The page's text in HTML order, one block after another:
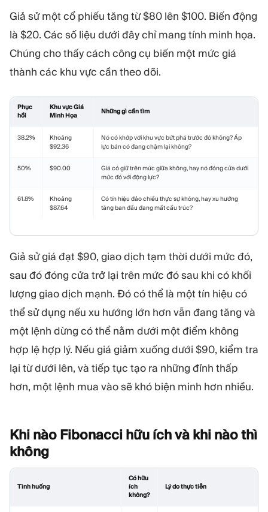
Giả sử một cổ phiếu tăng từ $80 lên $100. Biến động
là $20. Các số liệu dưới đây chỉ mang tính minh họa.
Chúng cho thấy cách công cụ biến một mức giá
thành các khu vực cần theo dõi.
Phục
hồi
Khu vực Giá
Minh Họa
Những gì cần tìm
38.2%
Khoảng
$92.36
Nó có khớp với khu vực bứt phá trước đó không? Áp
lực bán có đang chậm lại không?
50% $90.00
Giá có giữ trên mức giữa không, hay nó đóng cửa dưới
mức đó với động lực?
61.8%
Khoảng
$87.64
Có tín hiệu đảo chiều thực sự không, hay xu hướng
tăng ban đầu đang mất cấu trúc?
Giả sử giá đạt $90, giao dịch tạm thời dưới mức đó,
sau đó đóng cửa trở lại trên mức đó sau khi có khối
lượng giao dịch mạnh. Đó có thể là một tín hiệu có
thể sử dụng nếu xu hướng lớn hơn vẫn đang tăng và
một lệnh dừng có thể nằm dưới một điểm không
hợp lệ hợp lý. Nếu giá giảm xuống dưới $90, kiểm tra
lại từ dưới lên, và tiếp tục tạo ra những đỉnh thấp
hơn, một lệnh mua vào sẽ khó biện minh hơn nhiều.
Khi nào Fibonacci hữu ích và khi nào thì
không
Tình huống
Có hữu
ích
không?
Lý do thực tiễn